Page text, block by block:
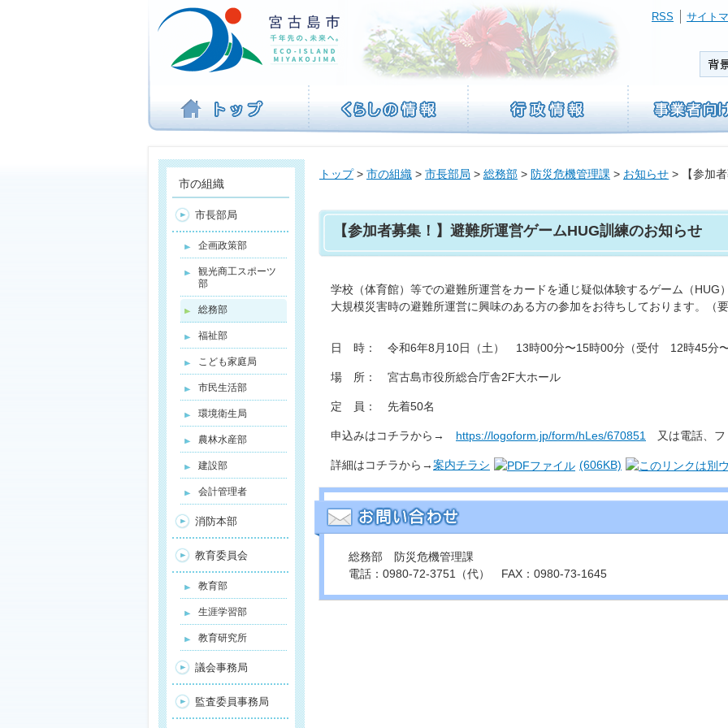
ビ
を
ば
す
サイト
RSS
トップ> 市の組織 > 市長部局 > 総務部 > 防災危機管理課 > お知らせ > 【参加
【参加者募集！】避難所運営ゲームHUG訓練のお知らせ
学校（体育館）等での避難所運営をカードを通じ疑似体験するゲーム（HUG
大規模災害時の避難所運営に興味のある方の参加をお待ちしております。（
日 時： 令和6年8月10日（土） 13時00分〜15時00分（受付 12時45分
場 所： 宮古島市役所総合庁舎2F大ホール
定 員： 先着50名
申込みはコチラから→ https://logoform.jp/form/hLes/670851 又は電話、フ
詳細はコチラから→案内チラシ (606KB)
総務部 防災危機管理課
電話：0980-72-3751（代） FAX：0980-73-1645
市の組織
市長部局
企画政策部
観光商工スポーツ
部
総務部
福祉部
こども家庭局
市民生活部
環境衛生局
農林水産部
建設部
会計管理者
消防本部
教育委員会
教育部
生涯学習部
教育研究所
議会事務局
監査委員事務局